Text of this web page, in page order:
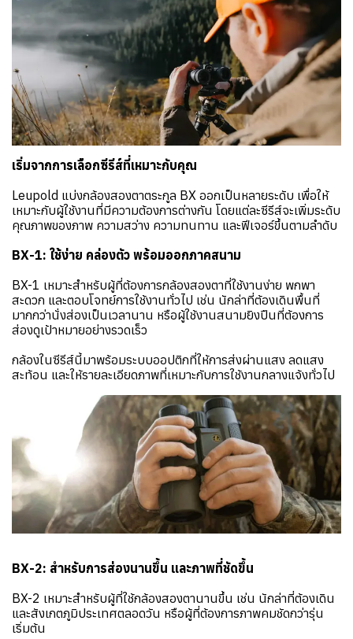
เริ่มจากการเลือกซีรีส์ที่เหมาะกับคุณ
Leupold แบ่งกล้องสองตาตระกูล BX ออกเป็นหลายระดับ เพื่อให้
เหมาะกับผู้ใช้งานที่มีความต้องการต่างกัน โดยแต่ละซีรีส์จะเพิ่มระดับ
คุณภาพของภาพ ความสว่าง ความทนทาน และฟีเจอร์ขึ้นตามลำดับ
BX-1: ใช้ง่าย คล่องตัว พร้อมออกภาคสนาม
BX-1 เหมาะสำหรับผู้ที่ต้องการกล้องสองตาที่ใช้งานง่าย พกพา
สะดวก และตอบโจทย์การใช้งานทั่วไป เช่น นักล่าที่ต้องเดินพื้นที่
มากกว่านั่งส่องเป็นเวลานาน หรือผู้ใช้งานสนามยิงปืนที่ต้องการ
ส่องดูเป้าหมายอย่างรวดเร็ว
กล้องในซีรีส์นี้มาพร้อมระบบออปติกที่ให้การส่งผ่านแสง ลดแสง
สะท้อน และให้รายละเอียดภาพที่เหมาะกับการใช้งานกลางแจ้งทั่วไป
BX-2: สำหรับการส่องนานขึ้น และภาพที่ชัดขึ้น
BX-2 เหมาะสำหรับผู้ที่ใช้กล้องสองตานานขึ้น เช่น นักล่าที่ต้องเดิน
และสังเกตภูมิประเทศตลอดวัน หรือผู้ที่ต้องการภาพคมชัดกว่ารุ่น
เริ่มต้น